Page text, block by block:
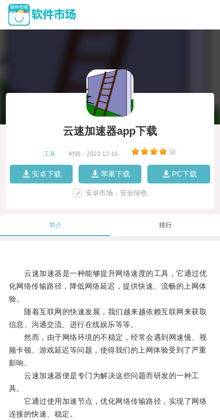
云速加速器app下载
工具 时间：2023-12-16
安卓下载 苹果下载 PC下载
安卓市场，安全绿色
简介 排行
云速加速器是一种能够提升网络速度的工具，它通过优
化网络传输路径，降低网络延迟，提供快速、流畅的上网体
验。
随着互联网的快速发展，我们越来越依赖互联网来获取
信息、沟通交流、进行在线娱乐等等。
然而，由于网络环境的不稳定，经常会遇到网速慢、视
频卡顿、游戏延迟等问题，使得我们的上网体验受到了严重
影响。
云速加速器便是专门为解决这些问题而研发的一种工
具。
它通过使用加速节点，优化网络传输路径，实现了网络
连接的快速、稳定。